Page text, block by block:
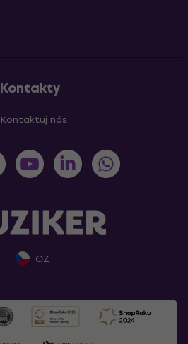
Kontakty
Kontaktuj nás
CZ